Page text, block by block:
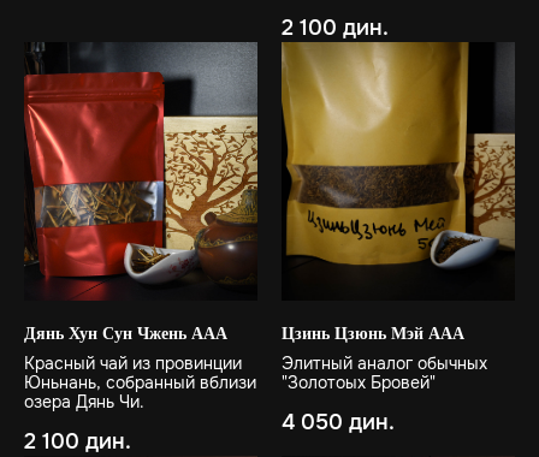
2 100 дин.
Дянь Хун Сун Чжень ААА
Красный чай из провинции
Юньнань, собранный вблизи
озера Дянь Чи.
2 100 дин.
Цзинь Цзюнь Мэй ААА
Элитный аналог обычных
"Золотоых Бровей"
4 050 дин.